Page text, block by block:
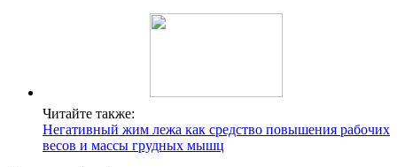
Читайте также:
Негативный жим лежа как средство повышения рабочих
весов и массы грудных мышц